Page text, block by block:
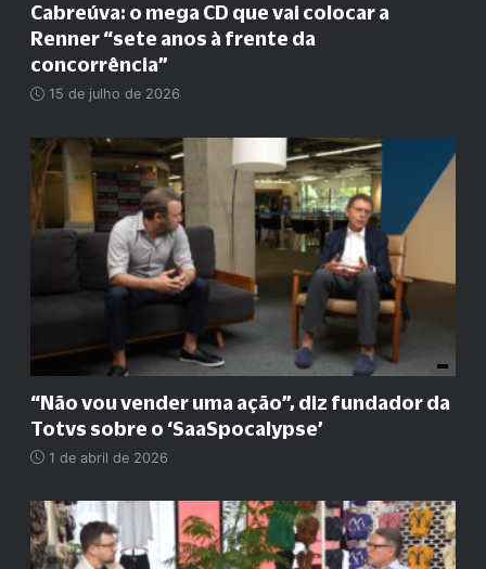
Cabreúva: o mega CD que vai colocar a
Renner“sete anos à frente da
concorrência”
15 de julho de 2026
“Não vou vender uma ação”, diz fundador da
Totvs sobre o ‘SaaSpocalypse’
1 de abril de 2026